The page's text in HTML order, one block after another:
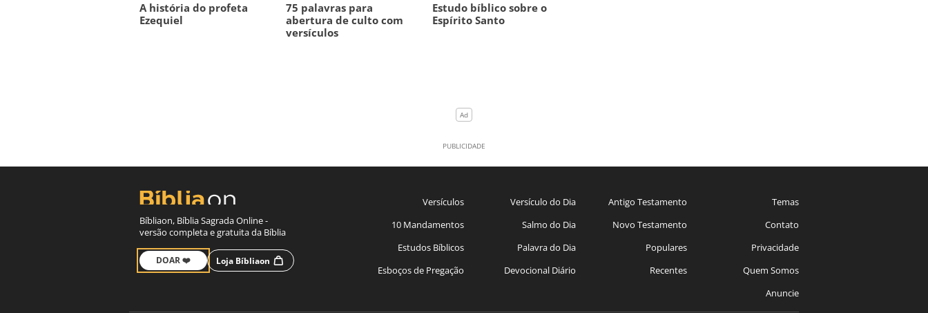
A história do profeta
Ezequiel
75 palavras para
abertura de culto com
versículos
Estudo bíblico sobre o
Espírito Santo
Bíbliaon, Bíblia Sagrada Online -
versão completa e gratuita da Bíblia
DOAR ❤️ Loja Bíbliaon
Versículos
10 Mandamentos
Estudos Bíblicos
Esboços de Pregação
Versículo do Dia
Salmo do Dia
Palavra do Dia
Devocional Diário
Antigo Testamento
Novo Testamento
Populares
Recentes
Temas
Contato
Privacidade
Quem Somos
Anuncie